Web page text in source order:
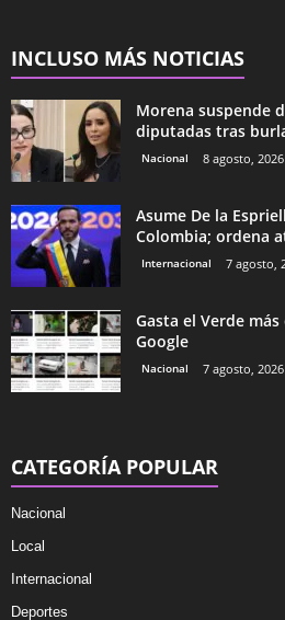
INCLUSO MÁS NOTICIAS
Morena suspende
diputadas tras
Nacional 8 agosto, 2026
Asume De la
Colombia; ordena
Internacional 7 agosto,
Gasta el Verde
Google
Nacional 7 agosto, 2026
CATEGORÍA POPULAR
Nacional
Local
Internacional
Deportes